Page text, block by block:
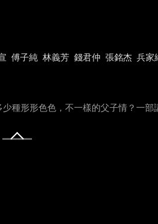
傅子純 林義芳 錢君仲 張銘杰 兵家
形形色色，不一樣的父子情？一部